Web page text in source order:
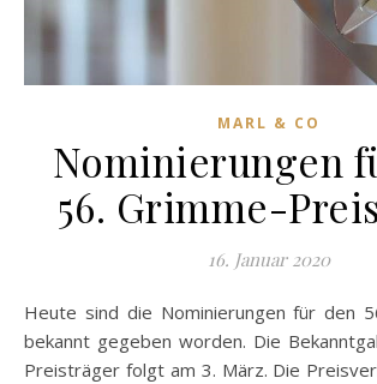
MARL & CO
Nominierungen
56. Grimme-
16. Januar 2020
Heute sind die Nominierungen für den 56. Grimme-Preis
bekannt gegeben worden. Die
Preisträger folgt am 3. März. Die